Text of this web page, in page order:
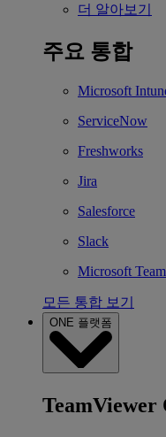
더 알아보기
주요 통합
Microsoft
ServiceNow
Freshworks
Jira
Salesforce
Slack
Microsoft
모든 통합 보기
ONE 플랫폼
TeamViewer